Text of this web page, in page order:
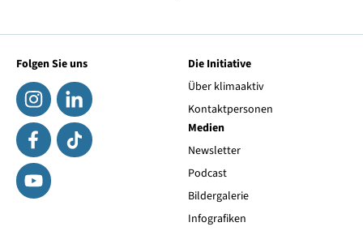
Folgen Sie uns
Die Initiative
Über klimaaktiv
Kontaktpersonen
Medien
Newsletter
Podcast
Bildergalerie
Infografiken